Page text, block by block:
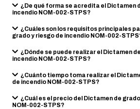
¿De qué forma se acredita el Dictamen
incendio NOM-002-STPS?
¿Cuáles son los requisitos principales
grado y riesgo de incendio NOM-002-
¿Dónde se puede realizar el Dictamen
incendio NOM-002-STPS?
¿Cuánto tiempo toma realizar el
de incendio NOM-002-STPS?
¿Cuál es el precio del Dictamen de
NOM-002-STPS?